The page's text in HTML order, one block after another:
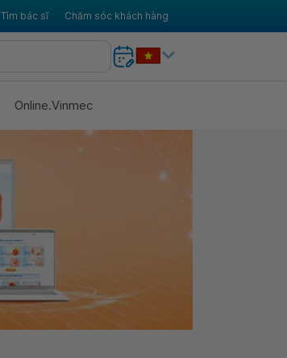
Tìm bác sĩ Chăm sóc khách hàng
Online.Vinmec